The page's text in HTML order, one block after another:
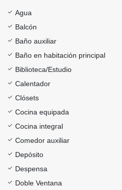
Agua
Balcón
Baño auxiliar
Baño en habitación principal
Biblioteca/Estudio
Calentador
Clósets
Cocina equipada
Cocina integral
Comedor auxiliar
Depósito
Despensa
Doble Ventana